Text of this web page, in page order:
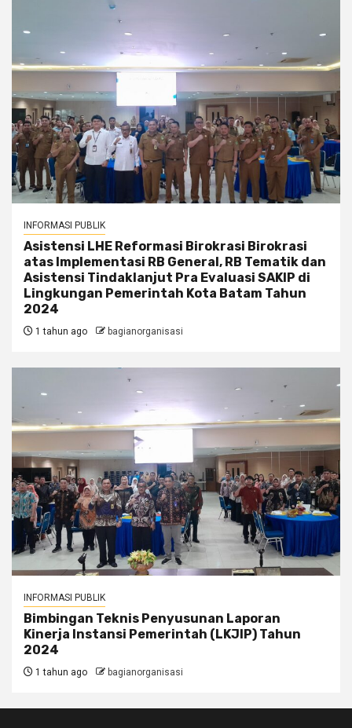
INFORMASI PUBLIK
Asistensi LHE Reformasi Birokrasi Birokrasi
atas Implementasi RB General, RB Tematik dan
Asistensi Tindaklanjut Pra Evaluasi SAKIP di
Lingkungan Pemerintah Kota Batam Tahun
2024
1 tahun ago bagianorganisasi
INFORMASI PUBLIK
Bimbingan Teknis Penyusunan Laporan
Kinerja Instansi Pemerintah (LKJIP) Tahun
2024
1 tahun ago bagianorganisasi